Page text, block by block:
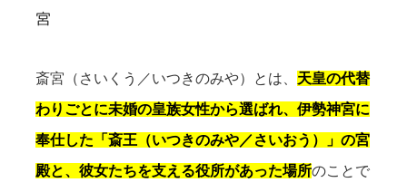
宮
斎宮（さいくう／いつきのみや）とは、 天皇の代替
わりごとに未婚の皇族女性から選ばれ、伊勢神宮に
奉仕した「斎王（いつきのみや／さいおう）」の宮
殿と、彼女たちを支える役所があった場所のことで